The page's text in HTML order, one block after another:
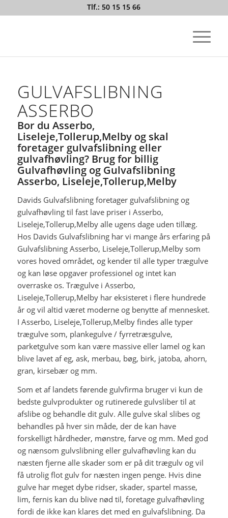
Tlf.: 50 15 15 66
GULVAFSLIBNING
ASSERBO
Bor du Asserbo,
Liseleje,Tollerup,Melby og skal
foretager gulvafslibning eller
gulvafhøvling? Brug for billig
Gulvafhøvling og Gulvafslibning
Asserbo, Liseleje,Tollerup,Melby
Davids Gulvafslibning foretager gulvafslibning og
gulvafhøvling til fast lave priser i Asserbo,
Liseleje,Tollerup,Melby alle ugens dage uden tillæg.
Hos Davids Gulvafslibning har vi mange års erfaring på
Gulvafslibning Asserbo, Liseleje,Tollerup,Melby som
vores hoved området, og kender til alle typer trægulve
og kan løse opgaver professionel og intet kan
overraske os. Trægulve i Asserbo,
Liseleje,Tollerup,Melby har eksisteret i flere hundrede
år og vil altid været moderne og benytte af mennesket.
I Asserbo, Liseleje,Tollerup,Melby findes alle typer
trægulve som, plankegulve / fyrretræsgulve,
parketgulve som kan være massive eller lamel og kan
blive lavet af eg, ask, merbau, bøg, birk, jatoba, ahorn,
gran, kirsebær og mm.
Som et af landets førende gulvfirma bruger vi kun de
bedste gulvprodukter og rutinerede gulvsliber til at
afslibe og behandle dit gulv. Alle gulve skal slibes og
behandles på hver sin måde, der de kan have
forskelligt hårdheder, mønstre, farve og mm. Med god
og nænsom gulvslibning eller gulvafhøvling kan du
næsten fjerne alle skader som er på dit trægulv og vil
få utrolig flot gulv for næsten ingen penge. Hvis dine
gulve har meget dybe ridser, skader, spartel masse,
lim, fernis kan du blive nød til, foretage gulvafhøvling
fordi de ikke kan klares det med en gulvafslibning. Da